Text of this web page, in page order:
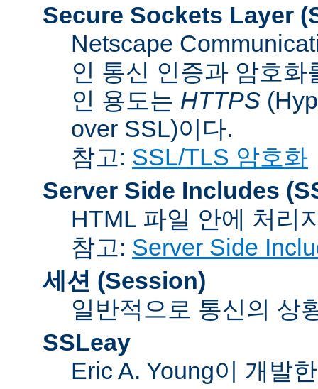
Secure Sockets Layer
Netscape
인 통신 인증과 암호
인 용도는 HTTPS
over SSL)이다.
참고: SSL/TLS 암호화
Server Side Includes
HTML 파일 안에 처리
참고: Server Side
세션 (Session)
일반적으로 통신의 상
SSLeay
Eric A. Young이 개발